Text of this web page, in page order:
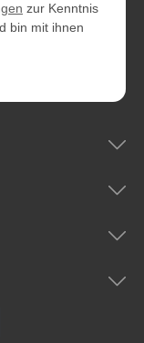
zur Kenntnis
bin mit ihnen